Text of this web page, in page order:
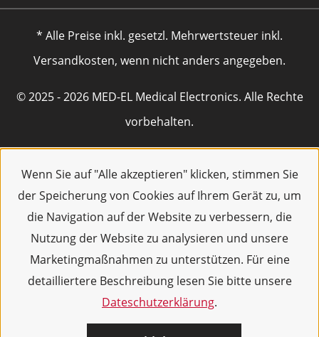
Wenn Sie auf "Alle akzeptieren" klicken, stimmen Sie
der Speicherung von Cookies auf Ihrem Gerät zu, um
die Navigation auf der Website zu verbessern, die
Nutzung der Website zu analysieren und unsere
Marketingmaßnahmen zu unterstützen. Für eine
detailliertere Beschreibung lesen Sie bitte unsere
Dateschutzerklärung.
* Alle Preise inkl. gesetzl. Mehrwertsteuer inkl.
Versandkosten, wenn nicht anders angegeben.
© 2025 - 2026 MED-EL Medical Electronics. Alle Rechte
vorbehalten.